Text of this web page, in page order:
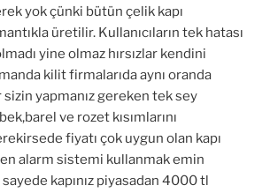
yok çünki bütün çelik kapı
üretilir. Kullanıcıların tek hatası
yine olmaz hırsızlar kendini
kilit firmalarıda aynı oranda
yapmanız gereken tek sey
ve rozet kısımlarını
fiyatı çok uygun olan kapı
alarm sistemi kullanmak emin
kapınız piyasadan 4000 tl